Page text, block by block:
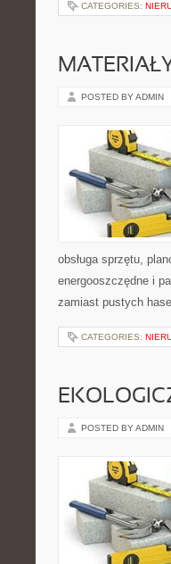
CATEGORIES:
POSTED BY ADMIN
obsługa sprzętu,
energooszczędne i
zamiast pustych
CATEGORIES:
POSTED BY ADMIN